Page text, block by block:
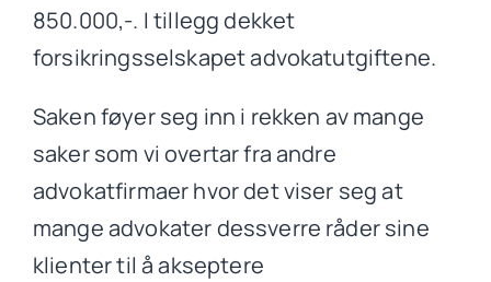
850.000,-. I tillegg dekket
forsikringsselskapet advokatutgiftene.
Saken føyer seg inn i rekken av mange
saker som vi overtar fra andre
advokatfirmaer hvor det viser seg at
mange advokater dessverre råder sine
klienter til å akseptere